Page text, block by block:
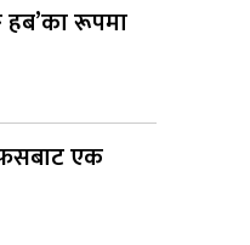
हब’का रूपमा
एक